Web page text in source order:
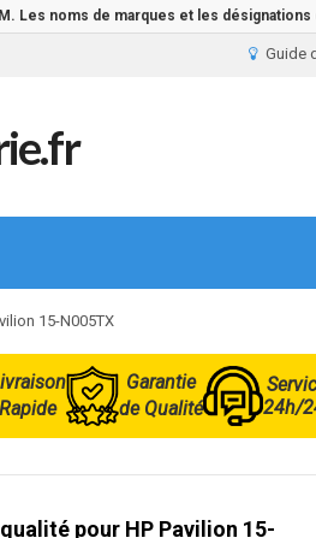
Les noms de marques et les
Guide
15-N005TX
Rapide
Garantie
de Qualité
24h/
pour HP Pavilion 15-